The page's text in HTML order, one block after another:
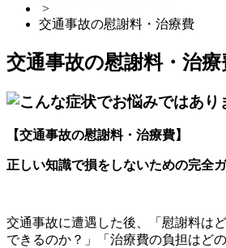
>
交通事故の慰謝料・治療費
交通事故の慰謝料・治療
【交通事故の慰謝料・治療費】
正しい知識で損をしないための完全
交通事故に遭遇した後、「慰謝料は
できるのか？」「治療費の負担はど